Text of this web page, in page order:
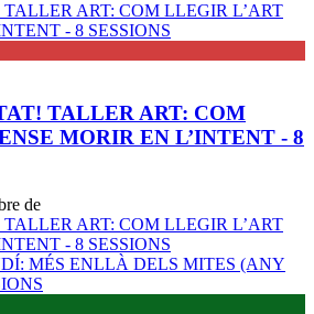
ART: COM LLEGIR L’ART
- 8 SESSIONS
TALLER ART: COM
MORIR EN L’INTENT - 8
de
ART: COM LLEGIR L’ART
- 8 SESSIONS
MÉS ENLLÀ DELS MITES (ANY